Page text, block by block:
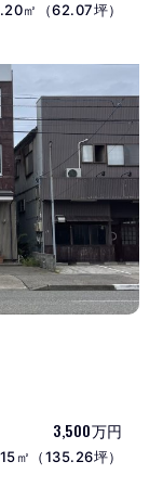
㎡（62.07坪）
3,500万円
㎡（135.26坪）